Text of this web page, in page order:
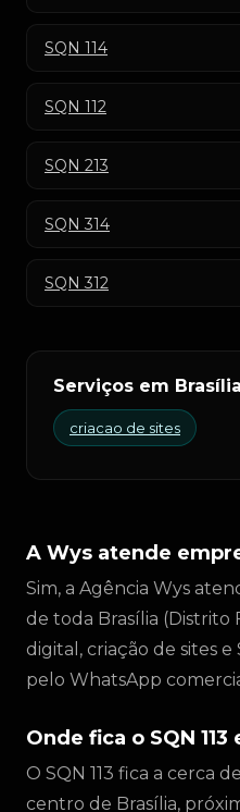
SQN 114
SQN 112
SQN 213
SQN 314
SQN 312
Serviços em Brasília
criacao de sites
A Wys atende
Sim, a Agência Wys
de toda Brasília
digital, criação de sites
pelo WhatsApp
Onde fica o SQN 113
O SQN 113 fica a cerca
centro de Brasília,